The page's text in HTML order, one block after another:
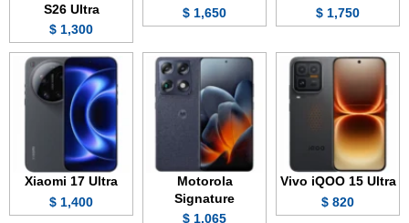
1,750 $
1,650 $
S26 Ultra
1,300 $
Vivo iQOO 15 Ultra
820 $
Motorola
Signature
1,065 $
Xiaomi 17 Ultra
1,400 $